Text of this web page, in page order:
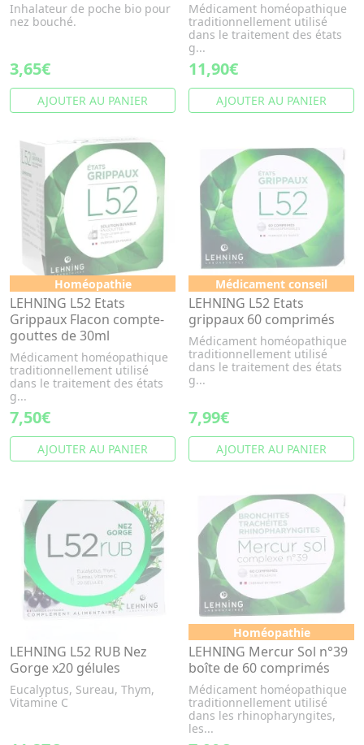
Inhalateur de poche bio pour
nez bouché.
3,65€
AJOUTER AU PANIER
Médicament homéopathique
traditionnellement utilisé
dans le traitement des états
g...
11,90€
AJOUTER AU PANIER
Homéopathie
LEHNING L52 Etats
Grippaux Flacon compte-
gouttes de 30ml
Médicament homéopathique
traditionnellement utilisé
dans le traitement des états
g...
7,50€
AJOUTER AU PANIER
Médicament conseil
LEHNING L52 Etats
grippaux 60 comprimés
Médicament homéopathique
traditionnellement utilisé
dans le traitement des états
g...
7,99€
AJOUTER AU PANIER
LEHNING L52 RUB Nez
Gorge x20 gélules
Eucalyptus, Sureau, Thym,
Vitamine C
Homéopathie
LEHNING Mercur Sol n°39
boîte de 60 comprimés
Médicament homéopathique
traditionnellement utilisé
dans les rhinopharyngites,
les...